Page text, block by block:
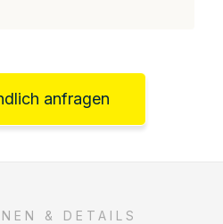
anfragen
& DETAILS